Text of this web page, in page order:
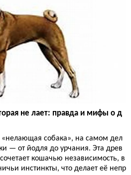
не лает: правда и мифы о д
«нелающая собака», на самом дел
— от йодля до урчания. Эта древ
кошачью независимость, в
инстинкты, что делает её непр